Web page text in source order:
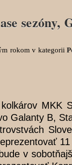
sezóny,
rokom v kategorii
MKK
Galanty B,
v